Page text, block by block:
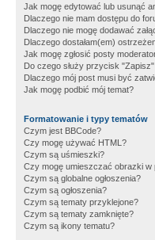
Jak mogę edytować lub usunąć
Dlaczego nie mam dostępu do
Dlaczego nie mogę dodawać
Dlaczego dostałam(em)
Jak mogę zgłosić posty
Do czego służy przycisk
Dlaczego mój post musi być
Jak mogę podbić mój temat?
Formatowanie i typy tematów
Czym jest BBCode?
Czy mogę używać HTML?
Czym są uśmieszki?
Czy mogę umieszczać obrazki w
Czym są globalne ogłoszenia?
Czym są ogłoszenia?
Czym są tematy przyklejone?
Czym są tematy zamknięte?
Czym są ikony tematu?